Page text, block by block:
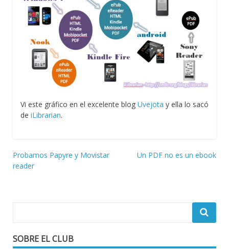
Vi este gráfico en el excelente blog Uvejota y ella lo sacó
de iLibrarian.
Navegación
de
Probamos Papyre y Movistar
reader
Un PDF no es un ebook
SOBRE EL CLUB